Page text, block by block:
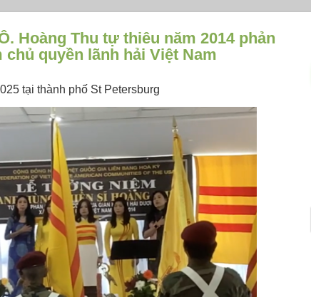
Hoàng Thu tự thiêu năm 2014 phản
quyền lãnh hải Việt Nam
tại thành phố St Petersburg